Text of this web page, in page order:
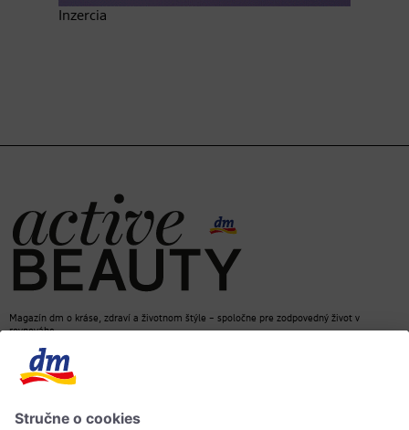
Inzercia
Magazín dm o kráse, zdraví a životnom štýle – spoločne pre zodpovedný život v
rovnováhe